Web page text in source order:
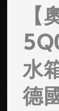
【
水
德